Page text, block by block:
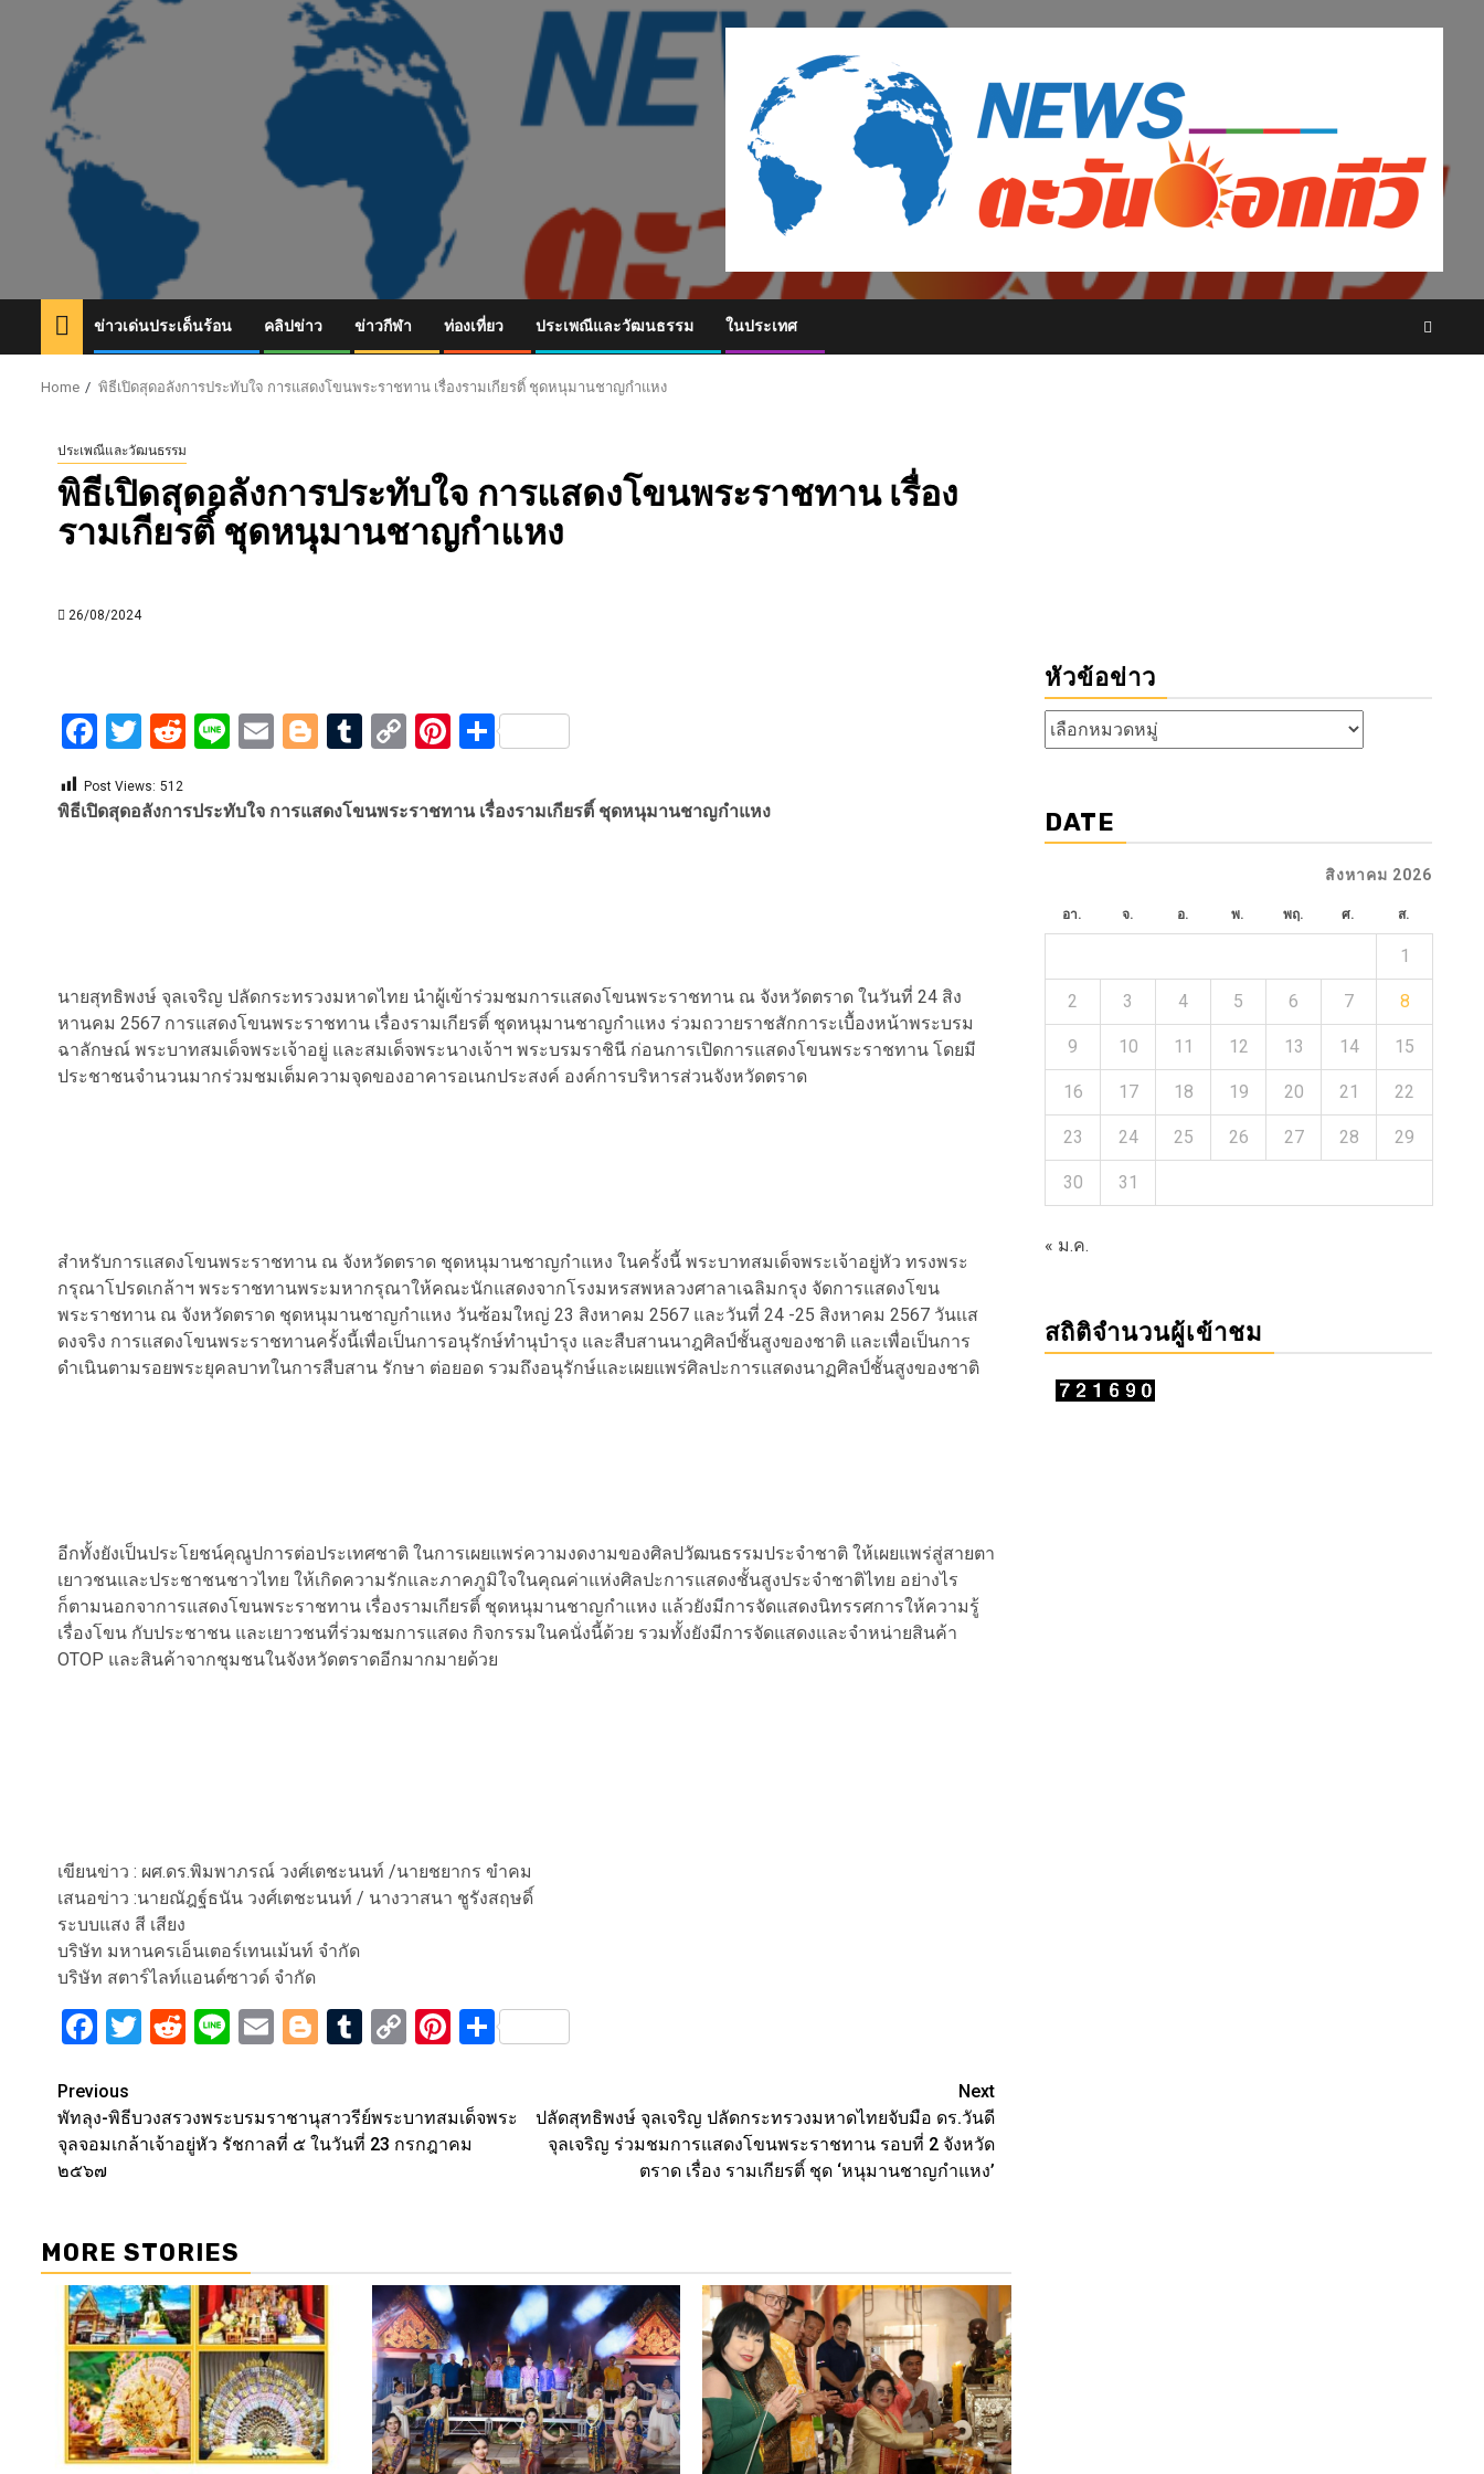
ข่าวเด่นประเด็นร้อน คลิปข่าว ข่าวกีฬา ท่องเที่ยว ประเพณีและวัฒนธรรม ในประเทศ
Home พิธีเปิดสุดอลังการประทับใจ การแสดงโขนพระราชทาน เรื่องรามเกียรติ์ ชุดหนุมานชาญกำแหง
ประเพณีและวัฒนธรรม
พิธีเปิดสุดอลังการประทับใจ การแสดงโขนพระราชทาน เรื่อง
รามเกียรติ์ ชุดหนุมานชาญกำแหง
26/08/2024
Facebook
Twitter
Reddit
LineEmailBlogger
Tumblr
CopyPinterest
Share
Post Views: 512
พิธีเปิดสุดอลังการประทับใจ การแสดงโขนพระราชทาน เรื่องรามเกียรติ์ ชุดหนุมานชาญกำแหง
นายสุทธิพงษ์ จุลเจริญ ปลัดกระทรวงมหาดไทย นำผู้เข้าร่วมชมการแสดงโขนพระราชทาน ณ จังหวัดตราด ในวันที่ 24 สิง
หานคม 2567 การแสดงโขนพระราชทาน เรื่องรามเกียรติ์ ชุดหนุมานชาญกำแหง ร่วมถวายราชสักการะเบื้องหน้าพระบรม
ฉาลักษณ์ พระบาทสมเด็จพระเจ้าอยู่ และสมเด็จพระนางเจ้าฯ พระบรมราชินี ก่อนการเปิดการแสดงโขนพระราชทาน โดยมี
ประชาชนจำนวนมากร่วมชมเต็มความจุดของอาคารอเนกประสงค์ องค์การบริหารส่วนจังหวัดตราด
สำหรับการแสดงโขนพระราชทาน ณ จังหวัดตราด ชุดหนุมานชาญกำแหง ในครั้งนี้ พระบาทสมเด็จพระเจ้าอยู่หัว ทรงพระ
กรุณาโปรดเกล้าฯ พระราชทานพระมหากรุณาให้คณะนักแสดงจากโรงมหรสพหลวงศาลาเฉลิมกรุง จัดการแสดงโขน
พระราชทาน ณ จังหวัดตราด ชุดหนุมานชาญกำแหง วันซ้อมใหญ่ 23 สิงหาคม 2567 และวันที่ 24 -25 สิงหาคม 2567 วันเเส
ดงจริง การแสดงโขนพระราชทานครั้งนี้เพื่อเป็นการอนุรักษ์ทำนุบำรุง และสืบสานนาฎศิลป์ชั้นสูงของชาติ และเพื่อเป็นการ
ดำเนินตามรอยพระยุคลบาทในการสืบสาน รักษา ต่อยอด รวมถึงอนุรักษ์และเผยแพร่ศิลปะการแสดงนาฏศิลป์ชั้นสูงของชาติ
อีกทั้งยังเป็นประโยชน์คุณูปการต่อประเทศชาติ ในการเผยแพร่ความงดงามของศิลปวัฒนธรรมประจำชาติ ให้เผยแพร่สู่สายตา
เยาวชนและประชาชนชาวไทย ให้เกิดความรักและภาคภูมิใจในคุณค่าแห่งศิลปะการแสดงชั้นสูงประจำชาติไทย อย่างไร
ก็ตามนอกจาการแสดงโขนพระราชทาน เรื่องรามเกียรติ์ ชุดหนุมานชาญกำแหง แล้วยังมีการจัดแสดงนิทรรศการให้ความรู้
เรื่องโขน กับประชาชน และเยาวชนที่ร่วมชมการแสดง กิจกรรมในคนั่งนี้ด้วย รวมทั้งยังมีการจัดแสดงและจำหน่ายสินค้า
OTOP และสินค้าจากชุมชนในจังหวัดตราดอีกมากมายด้วย
เขียนข่าว : ผศ.ดร.พิมพาภรณ์ วงศ์เตชะนนท์ /นายชยากร ขำคม
เสนอข่าว :นายณัฎฐ์ธนัน วงศ์เตชะนนท์ / นางวาสนา ชูรังสฤษดิ์
ระบบแสง สี เสียง
บริษัท มหานครเอ็นเตอร์เทนเม้นท์ จำกัด
บริษัท สตาร์ไลท์แอนด์ซาวด์ จำกัด
Facebook
Twitter
Reddit
LineEmailBlogger
Tumblr
CopyPinterest
Share
Post
navigation
Previous
พัทลุง-พิธีบวงสรวงพระบรมราชานุสาวรีย์พระบาทสมเด็จพระ
จุลจอมเกล้าเจ้าอยู่หัว รัชกาลที่ ๕ ในวันที่ 23 กรกฎาคม
๒๕๖๗
Next
ปลัดสุทธิพงษ์ จุลเจริญ ปลัดกระทรวงมหาดไทยจับมือ ดร.วันดี
จุลเจริญ ร่วมชมการแสดงโขนพระราชทาน รอบที่ 2 จังหวัด
ตราด เรื่อง รามเกียรติ์ ชุด ‘หนุมานชาญกำแหง’
MORE STORIES
หัวข้อข่าว
หัวข้อ
ข่าว
DATE
สิงหาคม 2026
อา. จ. อ. พ. พฤ. ศ. ส.
1
2 3 4 5 6 7 8
9 10 11 12 13 14 15
16 17 18 19 20 21 22
23 24 25 26 27 28 29
30 31
« ม.ค.
สถิติจำนวนผู้เข้าชม